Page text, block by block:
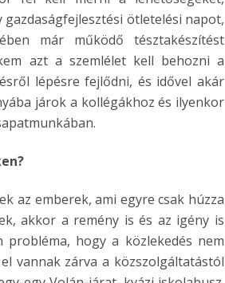
ötletelési napot,
már működő tésztakészítést
azt a szemlélet kell behozni a
lépésre fejlődni, és idővel akár
járok a kollégákhoz és ilyenkor
az emberek, ami egyre csak húzza
akkor a remény is és az igény is
hogy a közlekedés nem
vannak zárva a közszolgáltatástól